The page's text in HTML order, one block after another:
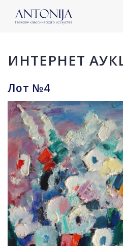
ИНТЕРНЕТ
Лот №4